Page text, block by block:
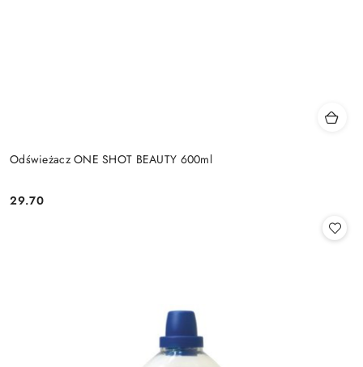
Odświeżacz ONE SHOT BEAUTY 600ml
Cena:
29.70